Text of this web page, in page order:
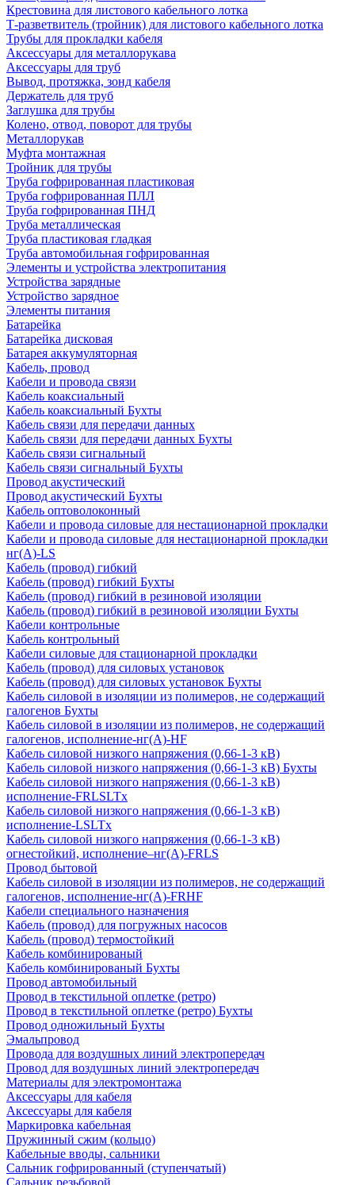
Крестовина для листового кабельного лотка
Т-разветвитель (тройник) для листового кабельного лотка
Трубы для прокладки кабеля
Аксессуары для металлорукава
Аксессуары для труб
Вывод, протяжка, зонд кабеля
Держатель для труб
Заглушка для трубы
Колено, отвод, поворот для трубы
Металлорукав
Муфта монтажная
Тройник для трубы
Труба гофрированная пластиковая
Труба гофрированная ПЛЛ
Труба гофрированная ПНД
Труба металлическая
Труба пластиковая гладкая
Труба автомобильная гофрированная
Элементы и устройства электропитания
Устройства зарядные
Устройство зарядное
Элементы питания
Батарейка
Батарейка дисковая
Батарея аккумуляторная
Кабель, провод
Кабели и провода связи
Кабель коаксиальный
Кабель коаксиальный Бухты
Кабель связи для передачи данных
Кабель связи для передачи данных Бухты
Кабель связи сигнальный
Кабель связи сигнальный Бухты
Провод акустический
Провод акустический Бухты
Кабель оптоволоконный
Кабели и провода силовые для нестационарной прокладки
Кабели и провода силовые для нестационарной прокладки
нг(А)-LS
Кабель (провод) гибкий
Кабель (провод) гибкий Бухты
Кабель (провод) гибкий в резиновой изоляции
Кабель (провод) гибкий в резиновой изоляции Бухты
Кабели контрольные
Кабель контрольный
Кабели силовые для стационарной прокладки
Кабель (провод) для силовых установок
Кабель (провод) для силовых установок Бухты
Кабель силовой в изоляции из полимеров, не содержащий
галогенов Бухты
Кабель силовой в изоляции из полимеров, не содержащий
галогенов, исполнение-нг(А)-HF
Кабель силовой низкого напряжения (0,66-1-3 кВ)
Кабель силовой низкого напряжения (0,66-1-3 кВ) Бухты
Кабель силовой низкого напряжения (0,66-1-3 кВ)
исполнение-FRLSLTx
Кабель силовой низкого напряжения (0,66-1-3 кВ)
исполнение-LSLTx
Кабель силовой низкого напряжения (0,66-1-3 кВ)
огнестойкий, исполнение–нг(А)-FRLS
Провод бытовой
Кабель силовой в изоляции из полимеров, не содержащий
галогенов, исполнение-нг(А)-FRHF
Кабели специального назначения
Кабель (провод) для погружных насосов
Кабель (провод) термостойкий
Кабель комбинированый
Кабель комбинированый Бухты
Провод автомобильный
Провод в текстильной оплетке (ретро)
Провод в текстильной оплетке (ретро) Бухты
Провод одножильный Бухты
Эмальпровод
Провода для воздушных линий электропередач
Провод для воздушных линий электропередач
Материалы для электромонтажа
Аксессуары для кабеля
Аксессуары для кабеля
Маркировка кабельная
Пружинный сжим (кольцо)
Кабельные вводы, сальники
Сальник гофрированный (ступенчатый)
Сальник резьбовой